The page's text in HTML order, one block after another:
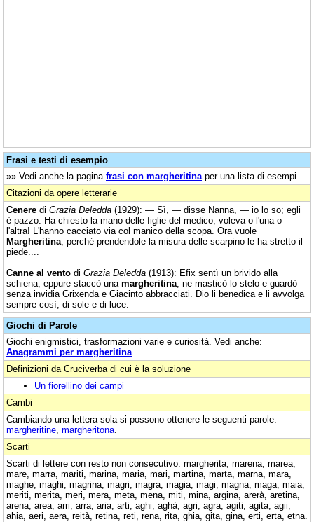
Frasi e testi di esempio
»» Vedi anche la pagina frasi con margheritina per una lista di esempi.
Citazioni da opere letterarie
Cenere di Grazia Deledda (1929): — Sì, — disse Nanna, — io lo so; egli
è pazzo. Ha chiesto la mano delle figlie del medico; voleva o l'una o
l'altra! L'hanno cacciato via col manico della scopa. Ora vuole
Margheritina , perché prendendole la misura delle scarpino le ha stretto il
piede....
Canne al vento di Grazia Deledda (1913): Efix sentì un brivido alla
schiena, eppure staccò una margheritina , ne masticò lo stelo e guardò
senza invidia Grixenda e Giacinto abbracciati. Dio li benedica e li avvolga
sempre così, di sole e di luce.
Giochi di Parole
Giochi enigmistici, trasformazioni varie e curiosità. Vedi anche:
Anagrammi per margheritina
Definizioni da Cruciverba di cui è la soluzione
Un fiorellino dei campi
Cambi
Cambiando una lettera sola si possono ottenere le seguenti parole:
margheritine margheritona
Scarti
Scarti di lettere con resto non consecutivo: margherita, marena, marea,
mare, marra, mariti, marina, maria, mari, martina, marta, marna, mara,
maghe, maghi, magrina, magri, magra, magia, magi, magna, maga, maia,
meriti, merita, meri, mera, meta, mena, miti, mina, argina, arerà, aretina,
arena, area, arri, arra, aria, arti, aghi, aghà, agri, agra, agiti, agita, agii,
ahia, aeri, aera, reità, retina, reti, rena, rita, ghia, gita, gina, erti, erta, etna.